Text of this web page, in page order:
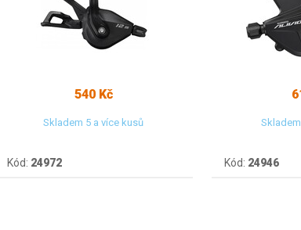
540 Kč
Skladem 5 a více kusů
Kód: 24972 Kód: 24946